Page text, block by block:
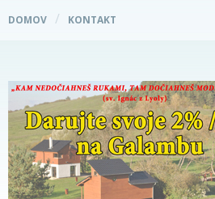
DOMOV KONTAKT